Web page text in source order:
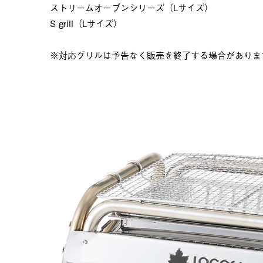
ストリームオーブンシリーズ（Lサイズ）
S grill（Lサイズ）
※対応グリルは予告なく販売を終了する場合があり